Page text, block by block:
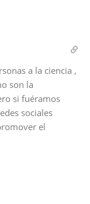
a la ciencia ,
son la
si fuéramos
sociales
el